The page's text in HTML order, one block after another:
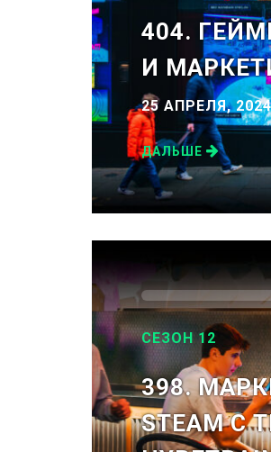
404.
И
25 АПРЕЛЯ, 2024
ДАЛЬШЕ
СЕЗОН 12
398.
STEAM С